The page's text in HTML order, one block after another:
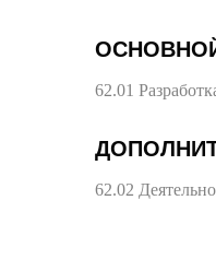
62.01
62.02